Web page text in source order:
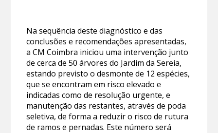
Na sequência deste diagnóstico e das
conclusões e recomendações apresentadas,
a CM Coimbra iniciou uma intervenção junto
de cerca de 50 árvores do Jardim da Sereia,
estando previsto o desmonte de 12 espécies,
que se encontram em risco elevado e
indicadas como de resolução urgente, e
manutenção das restantes, através de poda
seletiva, de forma a reduzir o risco de rutura
de ramos e pernadas. Este número será